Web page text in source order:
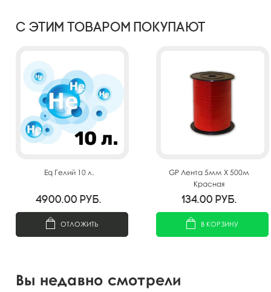
С этим товаром покупают
Eq Гелий 10 л.
4900.00 руб.
ОТЛОЖИТЬ
GP Лента 5мм X 500м
Красная
134.00 руб.
В КОРЗИНУ
Вы недавно смотрели